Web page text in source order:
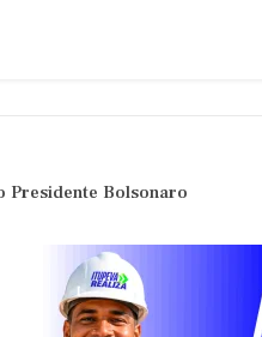
Presidente Bolsonaro